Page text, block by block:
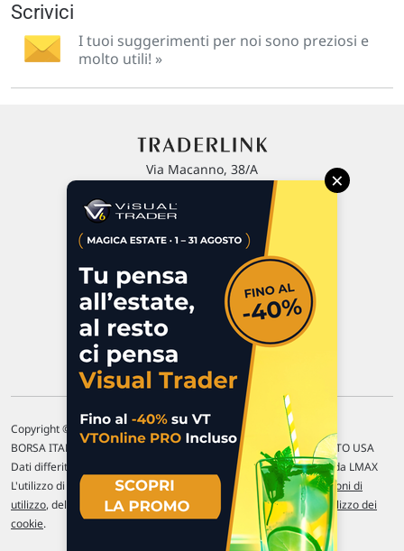
Scrivici
I tuoi suggerimenti per noi sono preziosi e
molto utili! »
Via Macanno, 38/A
P.IVA 02 452 460 401
Commenti e segnalazioni
Contattaci
Copyright © 1996-2026 Traderlink Italia s.r.l.
BORSA ITALIANA Quotazioni di borsa differite di 15 min. / MERCATO USA
Dati differiti di 15 min. (fonte Intrinio) / FOREX Quotazioni fornite da LMAX
L'utilizzo di questo sito implica l'accettazione delle nostre Condizioni di
utilizzo, del Disclaimer MAR, dellePolitiche sulla privacye dell' Utilizzo dei
cookie.
×